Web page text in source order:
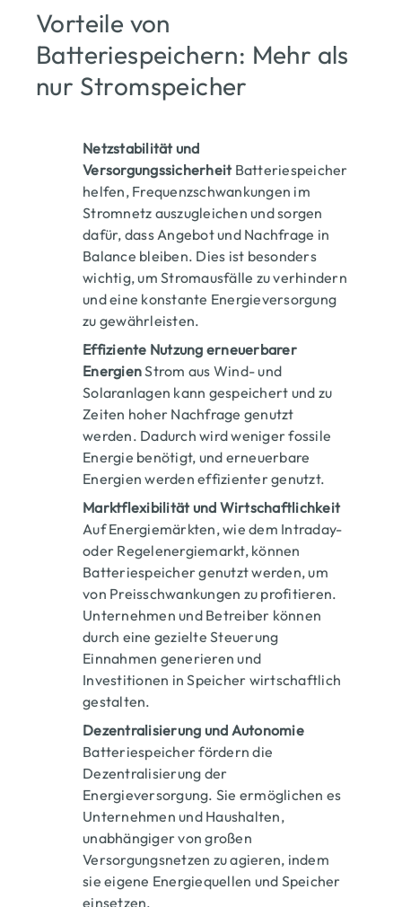
Vorteile von
Batteriespeichern: Mehr als
nur Stromspeicher
Netzstabilität und
Versorgungssicherheit Batteriespeicher
helfen, Frequenzschwankungen im
Stromnetz auszugleichen und sorgen
dafür, dass Angebot und Nachfrage in
Balance bleiben. Dies ist besonders
wichtig, um Stromausfälle zu verhindern
und eine konstante Energieversorgung
zu gewährleisten.
Effiziente Nutzung erneuerbarer
EnergienStrom aus Wind- und
Solaranlagen kann gespeichert und zu
Zeiten hoher Nachfrage genutzt
werden. Dadurch wird weniger fossile
Energie benötigt, und erneuerbare
Energien werden effizienter genutzt.
Marktflexibilität und Wirtschaftlichkeit
Auf Energiemärkten, wie dem Intraday-
oder Regelenergiemarkt, können
Batteriespeicher genutzt werden, um
von Preisschwankungen zu profitieren.
Unternehmen und Betreiber können
durch eine gezielte Steuerung
Einnahmen generieren und
Investitionen in Speicher wirtschaftlich
gestalten.
Dezentralisierung und Autonomie
Batteriespeicher fördern die
Dezentralisierung der
Energieversorgung. Sie ermöglichen es
Unternehmen und Haushalten,
unabhängiger von großen
Versorgungsnetzen zu agieren, indem
sie eigene Energiequellen und Speicher
einsetzen.